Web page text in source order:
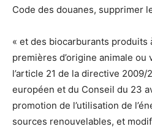
Code des douanes, supprimer
« et des biocarburants produits
premières d’origine animale ou
l’article 21 de la directive 2009/
européen et du Conseil du 23
promotion de l’utilisation de
sources renouvelables, et